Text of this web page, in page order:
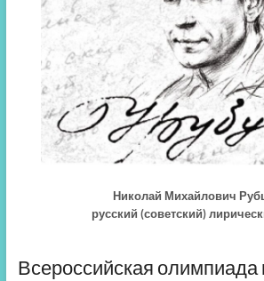
Николай Михайлович
русский (советский)
Всероссийская